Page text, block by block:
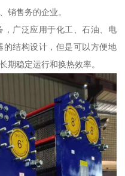
销售务的企业。
广泛应用于化工、石油、电
的结构设计，但是可以方便地
期稳定运行和换热效率。